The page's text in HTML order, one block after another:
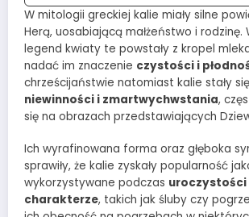
W mitologii greckiej kalie miały silne
Herą, uosabiającą małżeństwo i rodzinę.
legend kwiaty te powstały z kropel
nadać im znaczenie czystości i
chrześcijaństwie natomiast kalie stały
niewinności i zmartwychwstania,
się na obrazach przedstawiających
Ich wyrafinowana forma oraz głęboka
sprawiły, że kalie zyskały popularność
wykorzystywane podczas uroczystości
charakterze, takich jak śluby czy